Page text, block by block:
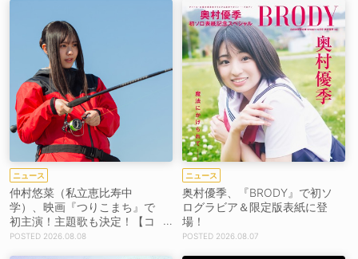
ニュース
仲村悠菜（私立恵比寿中
学）、映画『つりこまち』で
初主演！主題歌も決定！【コ
メントあり】
2026.08.08
ニュース
奥村優季、『BRODY』で初ソ
ログラビア＆限定版表紙に登
場！
2026.08.07